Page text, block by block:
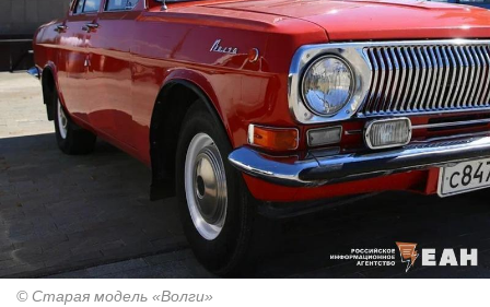
© Старая модель «Волги»